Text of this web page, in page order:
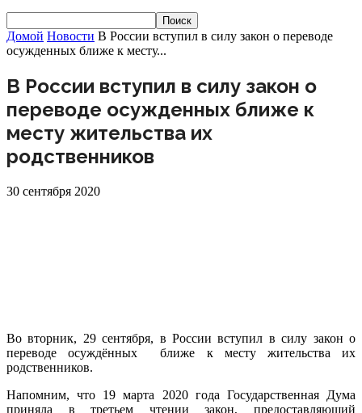
Домой Новости В России вступил в силу закон о переводе
осужденных ближе к месту...
В России вступил в силу закон о
переводе осужденных ближе к
месту жительства их
родственников
30 сентября 2020
Во вторник, 29 сентября, в России вступил в силу закон о
переводе осуждённых ближе к месту жительства их
родственников.
Напомним, что 19 марта 2020 года Государственная Дума
приняла в третьем чтении закон, предоставляющий